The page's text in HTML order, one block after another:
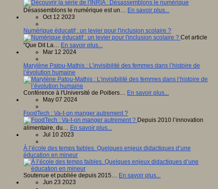
Désassemblons le numérique est un… En savoir plus...
Oct 12 2023
Numérique éducatif : un levier pour l'inclusion scolaire ?
Cet article
"Que Dit La… En savoir plus...
Mar 12 2024
Marylène Patou-Mathis : L’invisibilité des femmes dans l’histoire de
l’évolution humaine
Conférence à l'Université de Poitiers… En savoir plus...
May 07 2024
FoodTech : Va-t-on manger autrement ?
Depuis 2010 l’innovation
alimentaire, du… En savoir plus...
Jul 10 2023
À l’école des temps faibles. Quelques enjeux didactiques d’une
éducation en mineur
Soutenue et publiée depuis 2015… En savoir plus...
Jun 23 2023